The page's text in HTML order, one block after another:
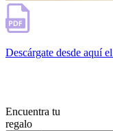
Descárgate desde aquí el
Encuentra tu
regalo